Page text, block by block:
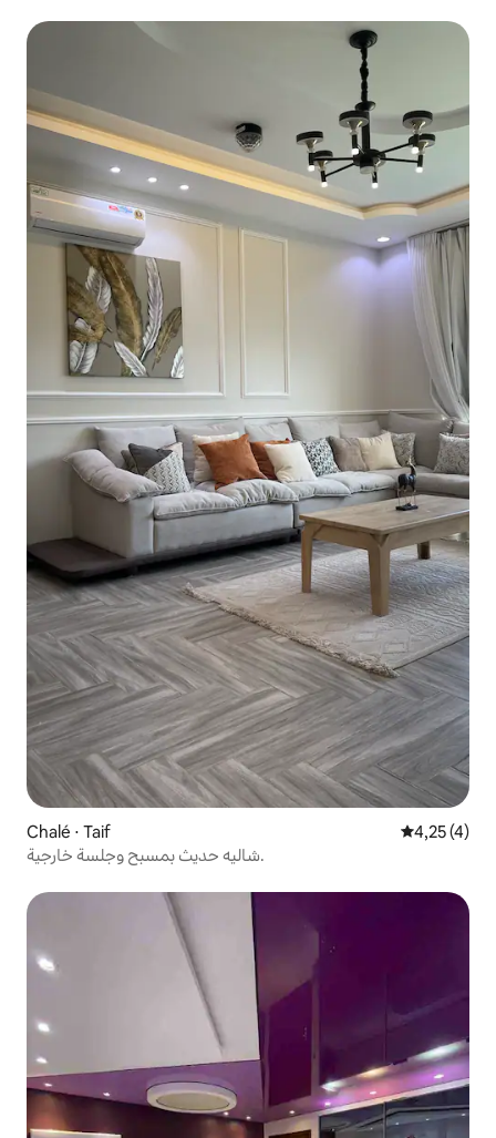
Chalé ⋅ Taif 4,25 de
4,25 (4)
شاليه حديث بمسبح وجلسة خارجية.